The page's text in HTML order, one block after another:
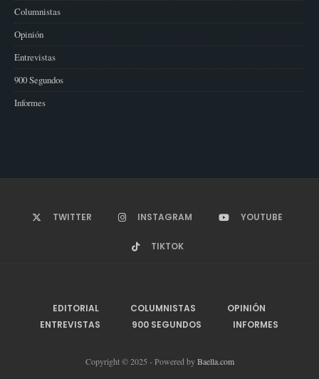
Columnistas
Opinión
Entrevistas
900 Segundos
Informes
TWITTER INSTAGRAM YOUTUBE
TIKTOK
EDITORIAL COLUMNISTAS
OPINIÓN
ENTREVISTAS
900 SEGUNDOS INFORMES
Copyright © 2025 - Powered byBaella.com